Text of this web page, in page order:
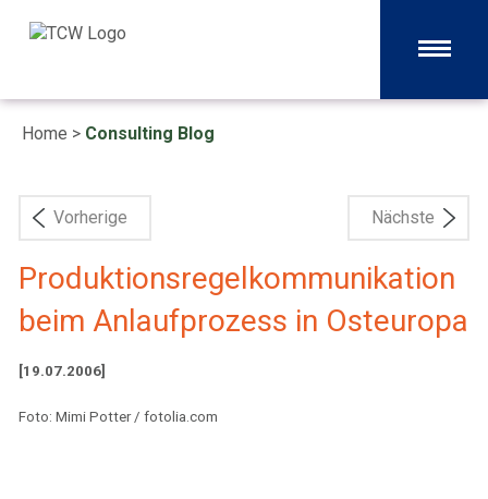
Home > Consulting Blog
Vorherige Nächste
Produktionsregelkommunikation
beim Anlaufprozess in Osteuropa
[19.07.2006]
Foto: Mimi Potter / fotolia.com